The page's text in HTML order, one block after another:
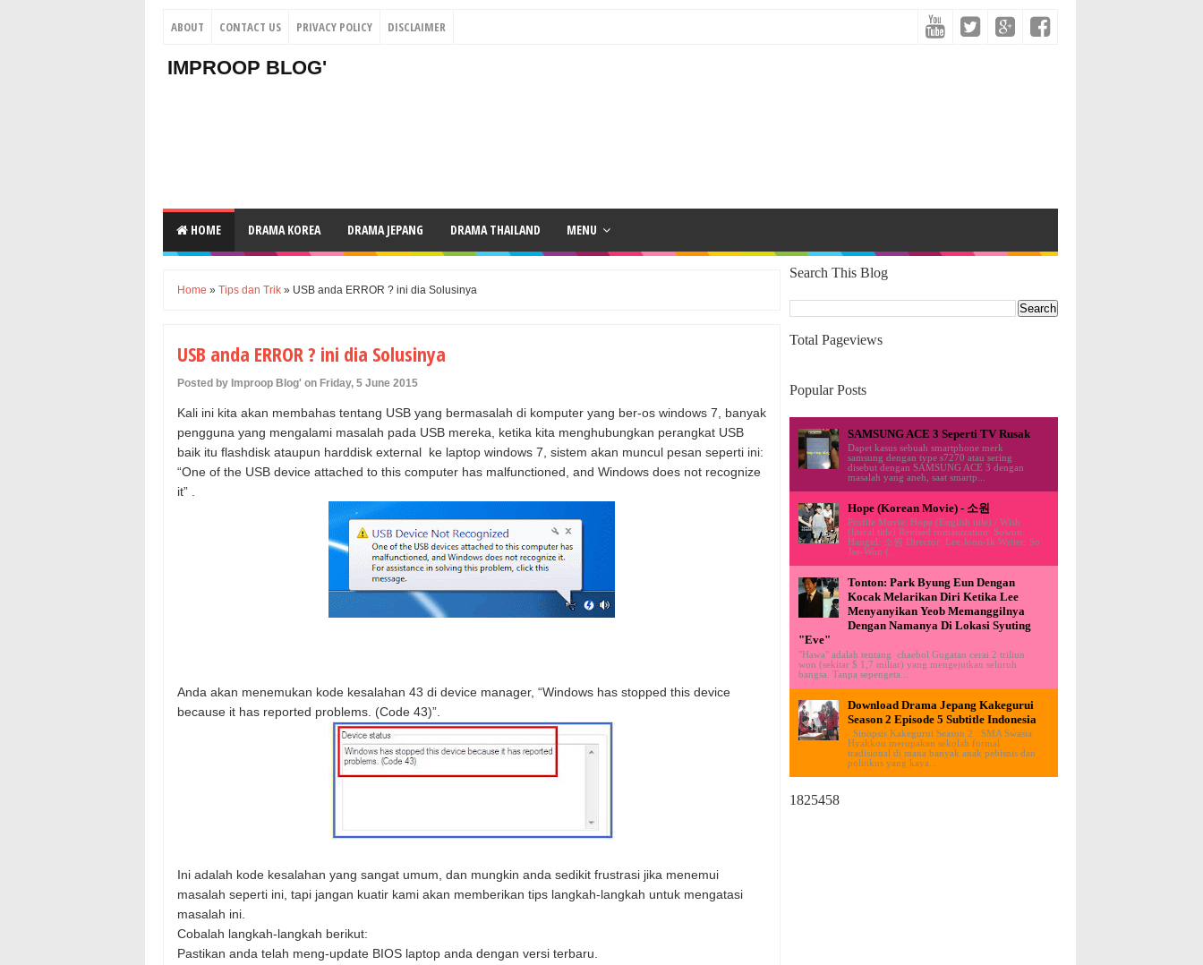
ABOUT CONTACT US PRIVACY POLICY DISCLAIMER
IMPROOP BLOG'
HOME DRAMA KOREA DRAMA JEPANG DRAMA THAILAND MENU
Home » Tips dan Trik » USB anda ERROR ? ini dia Solusinya
USB anda ERROR ? ini dia Solusinya
Posted by Improop Blog' on Friday, 5 June 2015
Kali ini kita akan membahas tentang USB yang bermasalah di komputer yang ber-os windows 7, banyak
pengguna yang mengalami masalah pada USB mereka, ketika kita menghubungkan perangkat USB
baik itu flashdisk ataupun harddisk external ke laptop windows 7, sistem akan muncul pesan seperti ini:
“One of the USB device attached to this computer has malfunctioned, and Windows does not recognize
it”
Anda akan menemukan kode kesalahan 43 di device manager, “Windows has stopped this device
because it has reported problems. (Code 43)”
Ini adalah kode kesalahan yang sangat umum, dan mungkin anda sedikit frustrasi jika menemui
masalah seperti ini, tapi jangan kuatir kami akan memberikan tips langkah-langkah untuk mengatasi
masalah ini.
Cobalah langkah-langkah berikut:
Pastikan anda telah meng-update BIOS laptop anda dengan versi terbaru.
Search This Blog
Total Pageviews
Popular Posts
SAMSUNG ACE 3 Seperti TV Rusak
Dapet kasus sebuah smartphone merk
samsung dengan type s7270 atau sering
disebut dengan SAMSUNG ACE 3 dengan
masalah yang aneh, saat smartp...
Hope (Korean Movie) - 소원
Profile Movie: Hope (English title) / Wish
(literal title) Revised romanization: Sowon
Hangul: 소원 Director: Lee Joon-Ik Writer: So
Jae-Won (...
Tonton: Park Byung Eun Dengan
Kocak Melarikan Diri Ketika Lee
Menyanyikan Yeob Memanggilnya
Dengan Namanya Di Lokasi Syuting
"Eve"
"Hawa" adalah tentang chaebol Gugatan cerai 2 triliun
won (sekitar $ 1,7 miliar) yang mengejutkan seluruh
bangsa. Tanpa sepengeta...
Download Drama Jepang Kakegurui
Season 2 Episode 5 Subtitle Indonesia
Sinopsis Kakegurui Season 2 : SMA Swasta
Hyakkou merupakan sekolah formal
tradisional di mana banyak anak pebisnis dan
politikus yang kaya...
1825458